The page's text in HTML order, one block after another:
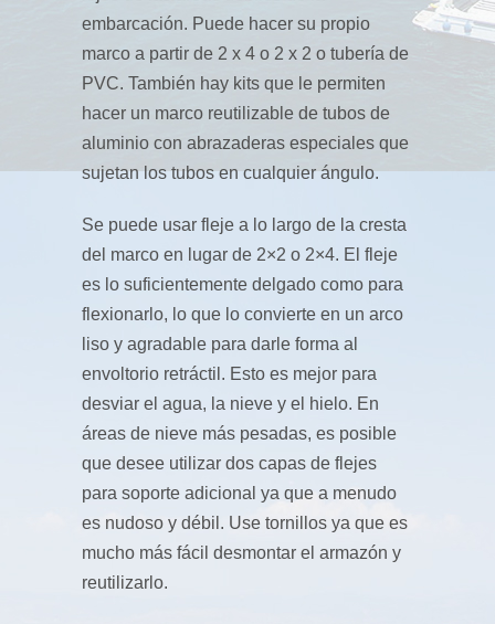
embarcación. Puede hacer su propio
marco a partir de 2 x 4 o 2 x 2 o tubería de
PVC. También hay kits que le permiten
hacer un marco reutilizable de tubos de
aluminio con abrazaderas especiales que
sujetan los tubos en cualquier ángulo.
Se puede usar fleje a lo largo de la cresta
del marco en lugar de 2×2 o 2×4. El fleje
es lo suficientemente delgado como para
flexionarlo, lo que lo convierte en un arco
liso y agradable para darle forma al
envoltorio retráctil. Esto es mejor para
desviar el agua, la nieve y el hielo. En
áreas de nieve más pesadas, es posible
que desee utilizar dos capas de flejes
para soporte adicional ya que a menudo
es nudoso y débil. Use tornillos ya que es
mucho más fácil desmontar el armazón y
reutilizarlo.